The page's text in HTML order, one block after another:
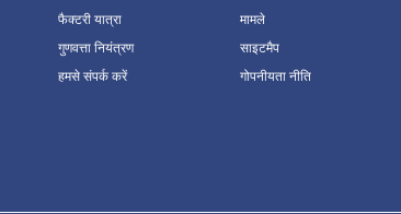
फैक्टरी यात्रा
गुणवत्ता नियंत्रण
हमसे संपर्क करें
मामले
साइटमैप
गोपनीयता नीति